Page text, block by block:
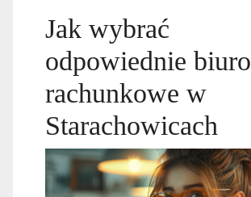
Jak wybrać
odpowiednie biuro
rachunkowe w
Starachowicach